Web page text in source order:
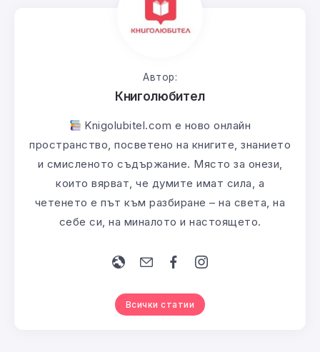
Автор:
Книголюбител
Knigolubitel.com е ново онлайн
пространство, посветено на книгите, знанието
и смисленото съдържание. Място за онези,
които вярват, че думите имат сила, а
четенето е път към разбиране – на света, на
себе си, на миналото и настоящето.
Всички статии